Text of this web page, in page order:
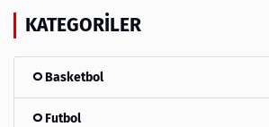
KATEGORILER
Basketbol
Futbol